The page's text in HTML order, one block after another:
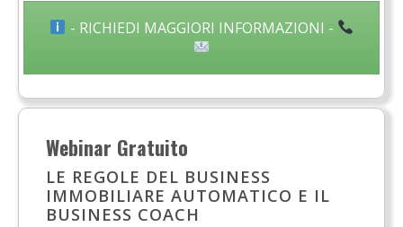
- RICHIEDI MAGGIORI INFORMAZIONI -
Webinar Gratuito
LE REGOLE DEL BUSINESS
IMMOBILIARE AUTOMATICO E IL
BUSINESS COACH